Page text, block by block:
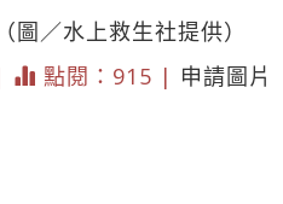
／水上救生社提供）
點閱：915 | 申請圖片